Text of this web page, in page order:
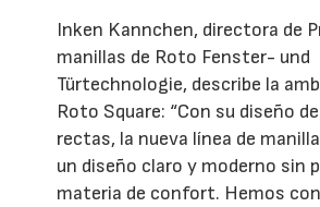
Inken Kannchen, directora de
manillas de Roto Fenster- und
Türtechnologie, describe la
Roto Square: “Con su diseño
rectas, la nueva línea de
un diseño claro y moderno sin
materia de confort. Hemos